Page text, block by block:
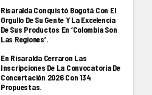
Risaralda Conquistó Bogotá Con El
Orgullo De Su Gente Y La Excelencia
De Sus Productos En ‘Colombia Son
Las Regiones’.
En Risaralda Cerraron Las
Inscripciones De La Convocatoria De
Concertación 2026 Con 134
Propuestas.